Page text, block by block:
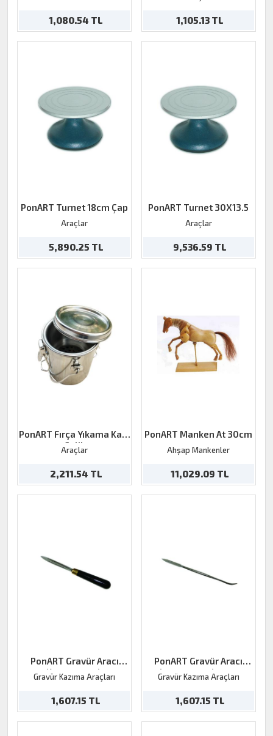
1,080.54 TL 1,105.13 TL
PonART Turnet 18cm Çap
Araçlar
5,890.25 TL
PonART Turnet 30X13.5
Araçlar
9,536.59 TL
PonART Fırça Yıkama Kabı
Çelik
Araçlar
2,211.54 TL
PonART Manken At 30cm
Ahşap Mankenler
11,029.09 TL
PonART Gravür Aracı
Kazıma saplı
Gravür Kazıma Araçları
1,607.15 TL
PonART Gravür Aracı
kazıma+parlatma
Gravür Kazıma Araçları
1,607.15 TL